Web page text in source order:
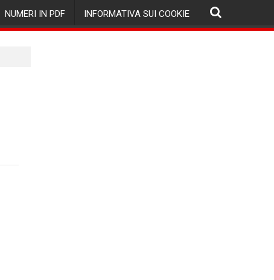
NUMERI IN PDF INFORMATIVA SUI COOKIE